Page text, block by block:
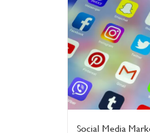
Social Media